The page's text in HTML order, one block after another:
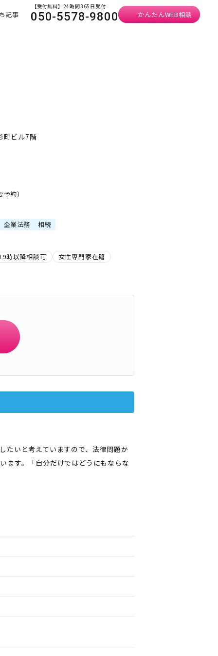
記事
【受付無料】24時間365日受付
050-5578-9800 かんたんWEB相談
町ビル7階
約）
企業法務 相続
時以降相談可 女性専門家在籍
たいと考えていますので、法律問題か
ます。「自分だけではどうにもならな